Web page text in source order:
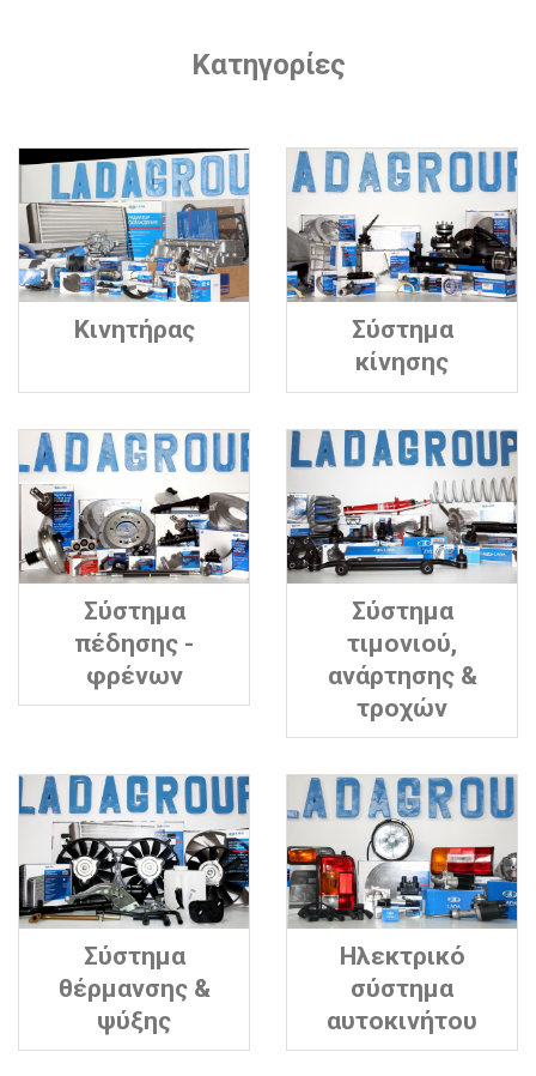
Κατηγορίες
Κινητήρας
Σύστημα
κίνησης
Σύστημα
πέδησης -
φρένων
Σύστημα
τιμονιού,
ανάρτησης &
τροχών
Σύστημα
θέρμανσης &
ψύξης
Ηλεκτρικό
σύστημα
αυτοκινήτου